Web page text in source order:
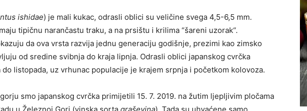
ishidae) je mali kukac, odrasli oblici su veličine svega 4,5-6,5 mm.
tipičnu narančastu traku, a na prsištu i krilima “šareni uzorak“.
da ova vrsta razvija jednu generaciju godišnje, prezimi kao zimsko
od sredine svibnja do kraja lipnja. Odrasli oblici japanskog cvrčka
listopada, uz vrhunac populacije je krajem srpnja i početkom kolovoza.
smo japanskog cvrčka primijetili 15. 7. 2019. na žutim ljepljivim pločama